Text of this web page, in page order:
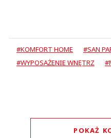
#KOMFORT HOME
#SAN
#WYPOSAŻENIE WNĘTRZ
POKAŻ